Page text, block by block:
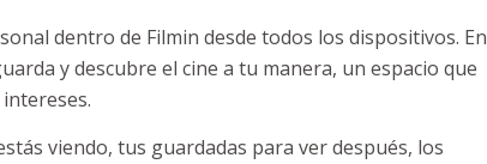
dentro de Filmin desde todos los dispositivos. En
y descubre el cine a tu manera, un espacio que
viendo, tus guardadas para ver después, los